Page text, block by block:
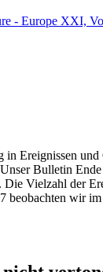
- Europe XXI,
Ereignissen
Bulletin
Vielzahl der
beobachten wir